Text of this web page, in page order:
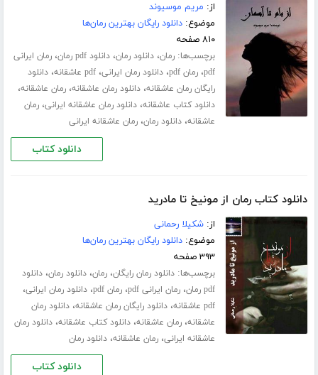
از: مریم موسیوند
موضوع:دانلود رایگان بهترین رمان‌ها
۸۱۰ صفحه
برچسب‌ها:رمان،دانلود رمان،دانلود pdf رمان ،رمان ایرانی
pdf،رمان pdf ،دانلود رمان ایرانی،pdf عاشقانه ،دانلود
رایگان رمان عاشقانه،دانلود رمان عاشقانه،رمان عاشقانه،
دانلود کتاب عاشقانه،دانلود رمان عاشقانه ایرانی،رمان
عاشقانه،دانلود رمان،رمان عاشقانه ایرانی
دانلود کتاب
دانلود کتاب رمان از مونیخ تا مادرید
از:شکیلا رحمانی
موضوع:دانلود رایگان بهترین رمان‌ها
۳۹۳ صفحه
برچسب‌ها:دانلود رمان رایگان،رمان،دانلود رمان،دانلود
pdf رمان
،رمان ایرانی pdf ،رمان pdf ،دانلود رمان ایرانی،
pdf عاشقانه ،دانلود رایگان رمان عاشقانه،دانلود رمان
عاشقانه،رمان عاشقانه،دانلود کتاب عاشقانه،دانلود رمان
عاشقانه ایرانی،رمان عاشقانه،دانلود رمان
دانلود کتاب